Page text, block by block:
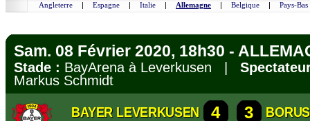
Angleterre | Espagne | Italie | Allemagne | Belgique | Pays-Bas
Sam. 08 Février 2020, 18h30 -
Stade : BayArena à Leverkusen |
Markus Schmidt
BAYER LEVERKUSEN 4 3